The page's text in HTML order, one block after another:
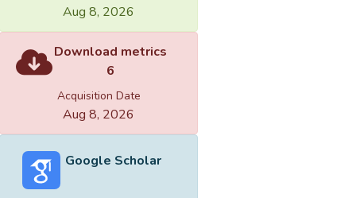
Aug 8, 2026
Download metrics
6
Acquisition Date
Aug 8, 2026
Google Scholar